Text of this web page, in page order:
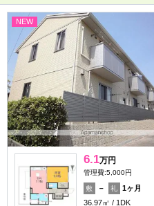
NEW
6.1万円
管理費:5,000円
敷 － 礼
1ヶ月
36.97㎡
1DK